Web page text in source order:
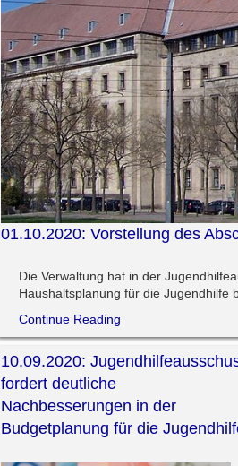
01.10.2020: Vorstellung des
Die Verwaltung hat in der
Haushaltsplanung für die Jugendhilfe
Continue Reading
10.09.2020:
fordert deutliche
Nachbesserungen in der
Budgetplanung für die